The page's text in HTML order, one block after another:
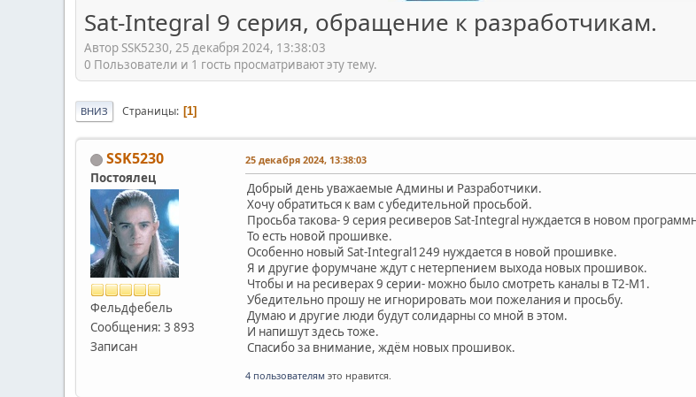
Sat-Integral 9 серия, обращение к разработчикам.
Автор SSK5230, 25 декабря 2024, 13:38:03
0 Пользователи и 1 гость просматривают эту тему.
ВНИЗ Страницы 1
SSK5230
Постоялец
Фельдфебель
Сообщения: 3 893
Записан
25 декабря 2024, 13:38:03
Добрый день уважаемые Админы и Разработчики.
Хочу обратиться к вам с убедительной просьбой.
Просьба такова- 9 серия ресиверов Sat-Integral нуждается в новом
То есть новой прошивке.
Особенно новый Sat-Integral1249 нуждается в новой прошивке.
Я и другие форумчане ждут с нетерпением выхода новых прошивок.
Чтобы и на ресиверах 9 серии- можно было смотреть каналы в Т2-М1.
Убедительно прошу не игнорировать мои пожелания и просьбу.
Думаю и другие люди будут солидарны со мной в этом.
И напишут здесь тоже.
Спасибо за внимание, ждём новых прошивок.
4 пользователям это нравится.